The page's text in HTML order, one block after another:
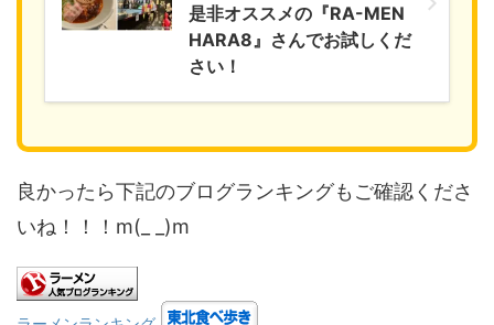
是非オススメの『RA-MEN
HARA8』さんでお試しくだ
さい！
良かったら下記のブログランキングもご確認くださ
いね！！！m(_ _)m